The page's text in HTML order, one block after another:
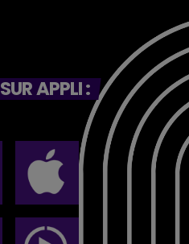
APPLI :